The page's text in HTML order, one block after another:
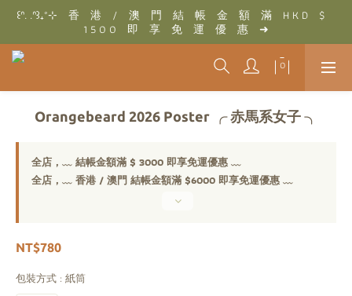
꒰ᐢ. .ᐢ꒱₊˚⊹　結　帳　金　額　滿　T W D　$　3 0 0 0　即　享
免　運　優　惠　➜
꒰ᐢ. .ᐢ꒱₊˚⊹　香　港　/　澳　門　結　帳　金　額　滿　H K D　$
1 5 0 0　即　享　免　運　優　惠　➜
꒰ᐢ. .ᐢ꒱₊˚⊹　結　帳　金　額　滿　T W D　$　3 0 0 0　即　享
免　運　優　惠　➜
Orangebeard 2026 Poster ╭ 赤馬系女子 ╮
全店，﹏ 結帳金額滿 $ 3000 即享免運優惠 ﹏
全店，﹏ 香港 / 澳門 結帳金額滿 $6000 即享免運優惠 ﹏
NT$780
包裝方式 : 紙筒